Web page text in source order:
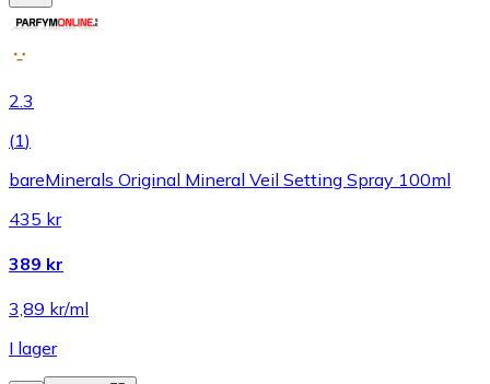
2.3
(1)
bareMinerals Original Mineral Veil Setting Spray 100ml
435 kr
389 kr
3,89 kr/ml
I lager